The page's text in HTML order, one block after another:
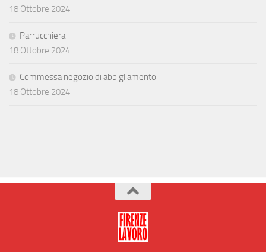
18 Ottobre 2024
Parrucchiera
18 Ottobre 2024
Commessa negozio di abbigliamento
18 Ottobre 2024